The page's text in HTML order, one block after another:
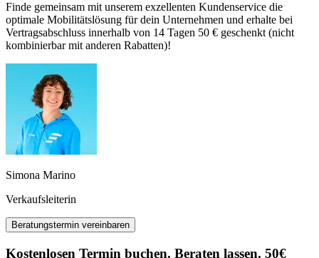
Finde gemeinsam mit unserem exzellenten Kundenservice die
optimale Mobilitätslösung für dein Unternehmen und erhalte bei
Vertragsabschluss innerhalb von 14 Tagen 50 € geschenkt (nicht
kombinierbar mit anderen Rabatten)!
Simona Marino
Verkaufsleiterin
Beratungstermin vereinbaren
Kostenlosen Termin buchen. Beraten lassen. 50€